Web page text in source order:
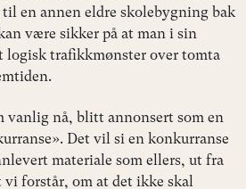
en annen eldre skolebygning bak
være sikker på at man i sin
logisk trafikkmønster over tomta
vanlig nå, blitt annonsert som en
Det vil si en konkurranse
materiale som ellers, ut fra
forstår, om at det ikke skal